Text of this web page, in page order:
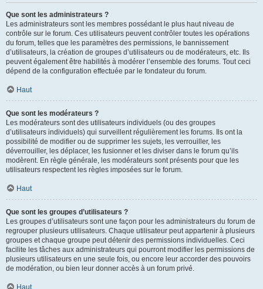
Que sont les administrateurs ?
Les administrateurs sont les membres possédant le plus haut niveau de
contrôle sur le forum. Ces utilisateurs peuvent contrôler toutes les opérations
du forum, telles que les paramètres des permissions, le bannissement
d’utilisateurs, la création de groupes d’utilisateurs ou de modérateurs, etc. Ils
peuvent également être habilités à modérer l’ensemble des forums. Tout ceci
dépend de la configuration effectuée par le fondateur du forum.
Haut
Que sont les modérateurs ?
Les modérateurs sont des utilisateurs individuels (ou des groupes
d’utilisateurs individuels) qui surveillent régulièrement les forums. Ils ont la
possibilité de modifier ou de supprimer les sujets, les verrouiller, les
déverrouiller, les déplacer, les fusionner et les diviser dans le forum qu’ils
modèrent. En règle générale, les modérateurs sont présents pour que les
utilisateurs respectent les règles imposées sur le forum.
Haut
Que sont les groupes d’utilisateurs ?
Les groupes d’utilisateurs sont une façon pour les administrateurs du forum de
regrouper plusieurs utilisateurs. Chaque utilisateur peut appartenir à plusieurs
groupes et chaque groupe peut détenir des permissions individuelles. Ceci
facilite les tâches aux administrateurs qui pourront modifier les permissions de
plusieurs utilisateurs en une seule fois, ou encore leur accorder des pouvoirs
de modération, ou bien leur donner accès à un forum privé.
Haut